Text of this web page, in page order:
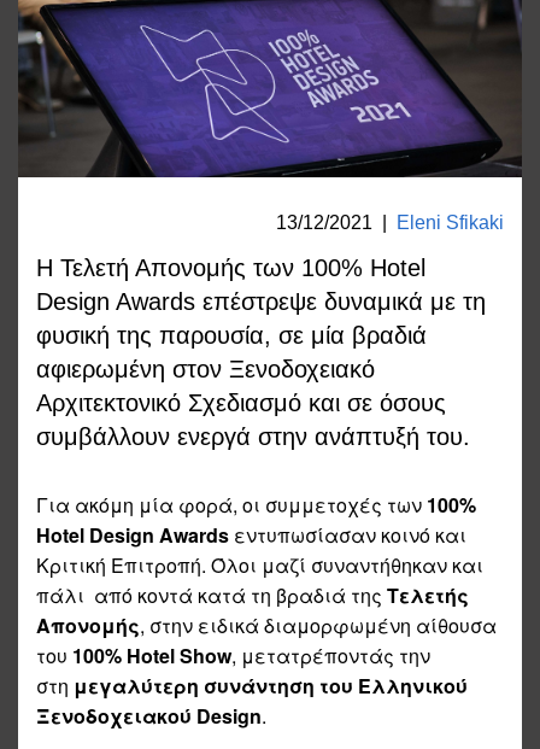
13/12/2021 Eleni Sfikaki
Η Τελετή Απονομής των 100% Hotel
Design Awards επέστρεψε δυναμικά με τη
φυσική της παρουσία, σε μία βραδιά
αφιερωμένη στον Ξενοδοχειακό
Αρχιτεκτονικό Σχεδιασμό και σε όσους
συμβάλλουν ενεργά στην ανάπτυξή του.
Για ακόμη μία φορά, οι συμμετοχές των 100%
Hotel Design Awards εντυπωσίασαν κοινό και
Κριτική Επιτροπή. Όλοι μαζί συναντήθηκαν και
πάλι από κοντά κατά τη βραδιά της Τελετής
Απονομής, στην ειδικά διαμορφωμένη αίθουσα
του 100% HotelShow, μετατρέποντάς την
στη μεγαλύτερη συνάντηση του Ελληνικού
Ξενοδοχειακού Design.